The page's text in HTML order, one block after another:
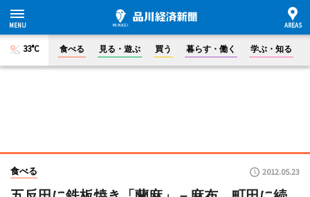
33°C 食べる 見る・遊ぶ 買う 暮らす・働く 学ぶ・知る
食べる 2012.05.23